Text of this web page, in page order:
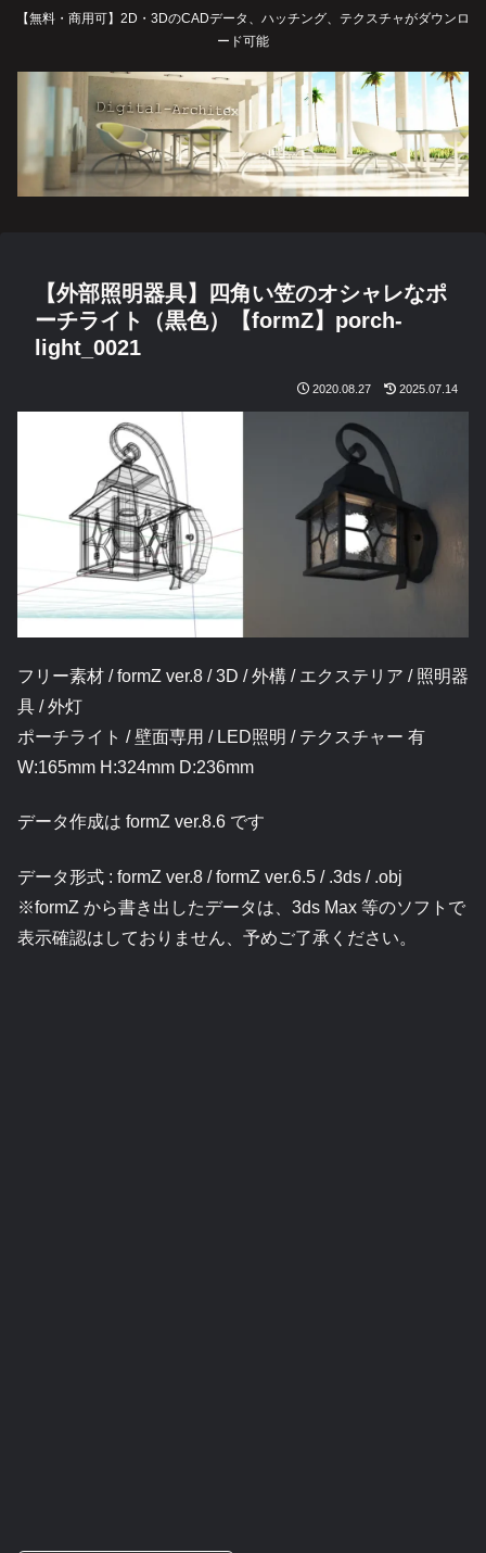
【無料・商用可】2D・3DのCADデータ、ハッチング、テクスチャがダウンロ
ード可能
【外部照明器具】四角い笠のオシャレなポ
ーチライト（黒色）【formZ】porch-
light_0021
2020.08.27 2025.07.14
フリー素材 / formZ ver.8 / 3D / 外構 / エクステリア / 照明器
具 / 外灯
ポーチライト / 壁面専用 / LED照明 / テクスチャー 有
W:165mm H:324mm D:236mm
データ作成は formZ ver.8.6 です
データ形式 : formZ ver.8 / formZ ver.6.5 / .3ds / .obj
※formZ から書き出したデータは、3ds Max 等のソフトで
表示確認はしておりません、予めご了承ください。